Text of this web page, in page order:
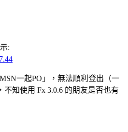
:
一起PO」，無法順利登出（一
不知使用 Fx 3.0.6 的朋友是否也有